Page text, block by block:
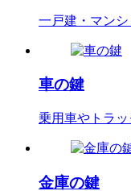
一戸建・マン
車の鍵
乗用車やトラ
金庫の鍵